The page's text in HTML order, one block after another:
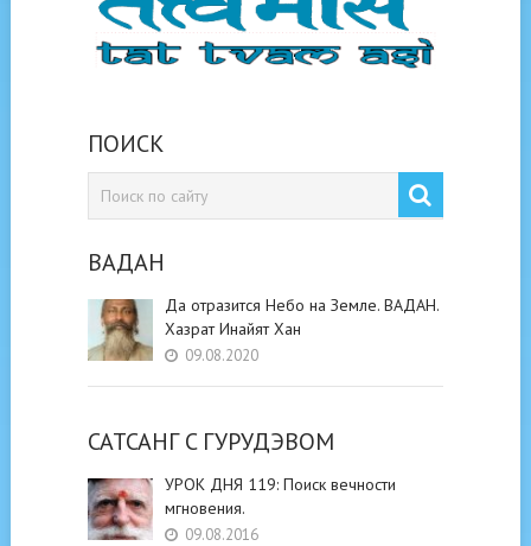
ПОИСК
ВАДАН
Да отразится Небо на Земле. ВАДАН.
Хазрат Инайят Хан
09.08.2020
САТСАНГ C ГУРУДЭВОМ
УРОК ДНЯ 119: Поиск вечности
мгновения.
09.08.2016